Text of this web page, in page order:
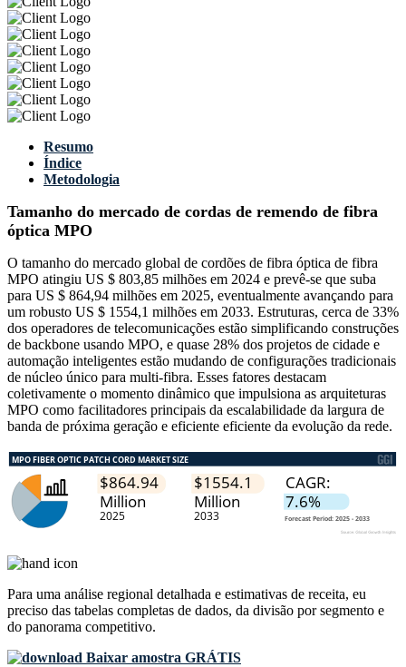
Resumo
Índice
Metodologia
Tamanho do mercado de cordas de remendo de fibra
óptica MPO
O tamanho do mercado global de cordões de fibra óptica de fibra
MPO atingiu US $ 803,85 milhões em 2024 e prevê-se que suba
para US $ 864,94 milhões em 2025, eventualmente avançando para
um robusto US $ 1554,1 milhões em 2033. Estruturas, cerca de 33%
dos operadores de telecomunicações estão simplificando construções
de backbone usando MPO, e quase 28% dos projetos de cidade e
automação inteligentes estão mudando de configurações tradicionais
de núcleo único para multi-fibra. Esses fatores destacam
coletivamente o momento dinâmico que impulsiona as arquiteturas
MPO como facilitadores principais da escalabilidade da largura de
banda de próxima geração e eficiente eficiente da evolução da rede.
Para uma análise regional detalhada e estimativas de receita, eu
preciso das tabelas completas de dados, da divisão por segmento e
do panorama competitivo.
Baixar amostra GRÁTIS